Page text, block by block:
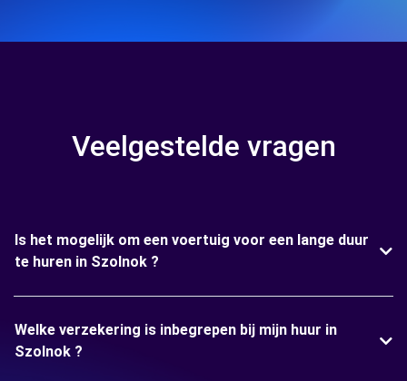
Veelgestelde vragen
Is het mogelijk om een voertuig voor een lange duur
te huren in Szolnok ?
Welke verzekering is inbegrepen bij mijn huur in
Szolnok ?